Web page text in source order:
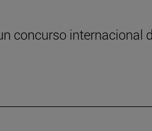
concurso internacional